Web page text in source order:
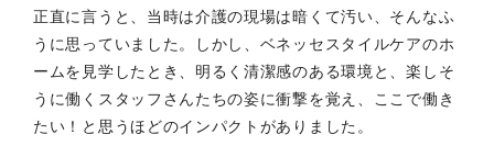
正直に言うと、当時は介護の現場は暗くて汚い、そんなふ
うに思っていました。しかし、ベネッセスタイルケアのホ
ームを見学したとき、明るく清潔感のある環境と、楽しそ
うに働くスタッフさんたちの姿に衝撃を覚え、ここで働き
たい！と思うほどのインパクトがありました。